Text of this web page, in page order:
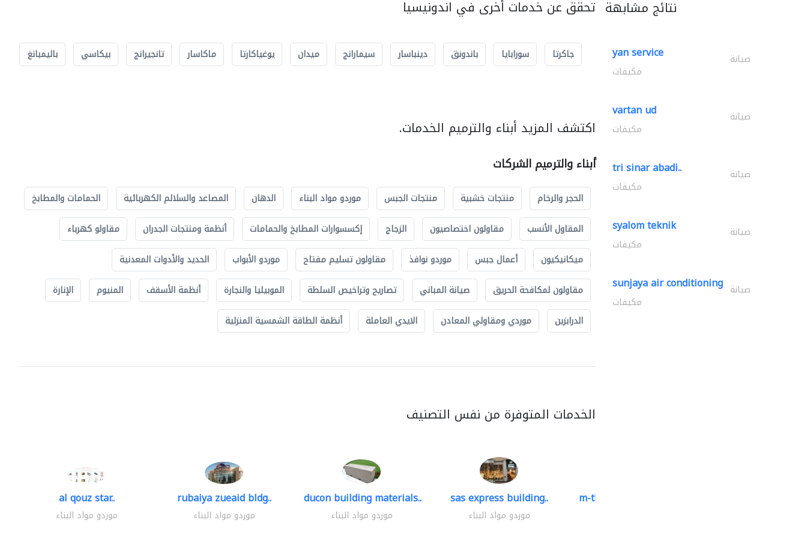
تحقق عن خدمات أخرى في اندونيسيا
جاكرتا سورابايا باندونق دينباسار سيمارانج ميدان يوغياكارتا ماكاسار تانجيرانج بيكاسي باليمبانغ
اكتشف المزيد أبناء والترميم الخدمات.
أبناء والترميم الشركات
الحجر والرخام منتجات خشبية منتجات الجبس موردو مواد البناء الدهان المصاعد والسلالم الكهربائية
الحمامات والمطابخ
المقاول الأنسب
مقاولون اختصاصيون الزجاج إكسسوارات المطابخ والحمامات أنظمة ومنتجات الجدران
مقاولو كهرباء
ميكانيكيون
أعمال جبس موردو نوافذ مقاولون تسليم مفتاح موردو الأبواب
الحديد والأدوات المعدنية
مقاولون لمكافحة الحريق
صيانة المباني تصاريح وتراخيص السلطة الموبيليا والنجارة أنظمة الأسقف المنيوم
الإنارة
الدرابزين
موردي ومقاولي المعادن الايدي العاملة أنظمة الطاقة الشمسية المنزلية
الخدمات المتوفرة من نفس التصنيف
al qouz star..
موردو مواد البناء
rubaiya zueaid bldg..
موردو مواد البناء
ducon building materials..
موردو مواد البناء
sas express building..
موردو مواد البناء
m-three building materials
نتائج مشابهة
yan service صيانة
مكيفات
vartan ud صيانة
مكيفات
tri sinar abadi.. صيانة
مكيفات
syalom teknik صيانة
مكيفات
sunjaya air conditioning صيانة
مكيفات